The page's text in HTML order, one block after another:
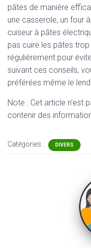
pâtes de manière
une casserole, un four
cuiseur à pâtes
pas cuire les pâtes
régulièrement pour
suivant ces conseils,
préférées même le
Note : Cet article n'est
contenir des
Catégories : DIVERS